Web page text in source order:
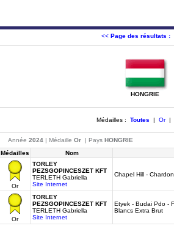
<< Page des résultats :
HONGRIE
Médailles : Toutes | Or|
Année 2024 | Médaille Or | Pays HONGRIE
Médailles
Nom
Or
TORLEY
PEZSGOPINCESZET KFT
TERLETH Gabriella
Site Internet
Chapel Hill -
Or
TORLEY
PEZSGOPINCESZET KFT
TERLETH Gabriella
Site Internet
Etyek - Budai Pdo -
Blancs Extra Brut